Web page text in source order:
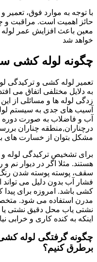
با توجه به موارد فوق،
حائز اهمیت است. مراقبت و
معین باعث افزایش عمر لوله
خواهد شد
چگونه لوله کشی
تعمیر لوله کشی و ترکیدگی
به دلایل مختلفی اتفاق می
زدگی لوله ها و مسائلی از
آسیب های جدی به سیستم
آب و فاضلاب به صورت
درچناران,منطقه چناران
مشکل بتوان از خسارت های
برای تشخیص ترکیدگی لوله و
هستند. مثلا اگر در دیوار نم
سقف، پوسته پوسته شدن
فشار آب بدون دلیل می تواند
کشی باشد. امروزه برای
مدرن استفاده می شود.
نشتی یاب محل دقیق نشتی
اینکه به کنده کاری و خرابی
چگونه گرفتگی لوله کشی
برطرق کنیم؟